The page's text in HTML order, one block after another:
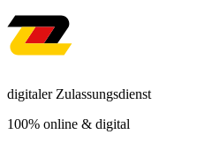
digitaler Zulassungsdienst
100% online & digital